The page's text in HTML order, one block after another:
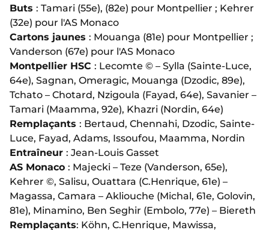
Buts : Tamari (55e), (82e) pour Montpellier ; Kehrer
(32e) pour l'AS Monaco
Cartons jaunes : Mouanga (81e) pour Montpellier ;
Vanderson (67e) pour l'AS Monaco
Montpellier HSC : Lecomte © – Sylla (Sainte-Luce,
64e), Sagnan, Omeragic, Mouanga (Dzodic, 89e),
Tchato – Chotard, Nzigoula (Fayad, 64e), Savanier –
Tamari (Maamma, 92e), Khazri (Nordin, 64e)
Remplaçants : Bertaud, Chennahi, Dzodic, Sainte-
Luce, Fayad, Adams, Issoufou, Maamma, Nordin
Entraîneur : Jean-Louis Gasset
AS Monaco : Majecki – Teze (Vanderson, 65e),
Kehrer ©, Salisu, Ouattara (C.Henrique, 61e) –
Magassa, Camara – Akliouche (Michal, 61e, Golovin,
81e), Minamino, Ben Seghir (Embolo, 77e) – Biereth
Remplaçants: Köhn, C.Henrique, Mawissa,